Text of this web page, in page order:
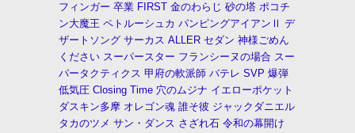
フィンガー 卒業 FIRST 金のわらじ 砂の塔 ポコチ
ン大魔王 ペトルーシュカ パンピングアイアンⅡ デ
ザートソング サーカス ALLER セダン 神様ごめん
ください スーパースター フランシーヌの場合 スー
パータクティクス 甲府の軟派師 バテレ SVP 爆弾
低気圧 Closing Time 穴のムジナ イエローポケット
ダスキン多摩 オレゴン魂 誰そ彼 ジャックダニエル
タカのツメ サン・ダンス さざれ石 令和の幕開け